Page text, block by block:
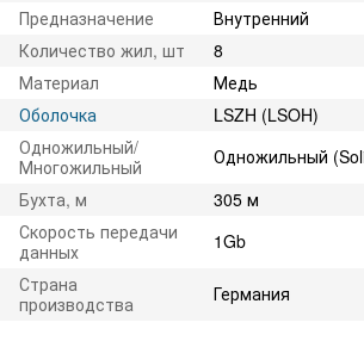
Предназначение
Внутренний
Количество жил, шт
8
Материал
Медь
Оболочка
LSZH (LSOH)
Одножильный/
Многожильный
Одножильный
Бухта, м
305 м
Скорость передачи
данных
1Gb
Страна
производства
Германия